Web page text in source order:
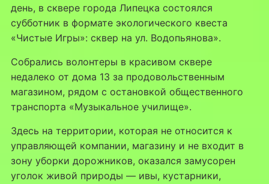
день, в сквере города Липецка состоялся
субботник в формате экологического квеста
«Чистые Игры»: сквер на ул. Водопьянова».
Собрались волонтеры в красивом сквере
недалеко от дома 13 за продовольственным
магазином, рядом с остановкой общественного
транспорта «Музыкальное училище».
Здесь на территории, которая не относится к
управляющей компании, магазину и не входит в
зону уборки дорожников, оказался замусорен
уголок живой природы — ивы, кустарники,